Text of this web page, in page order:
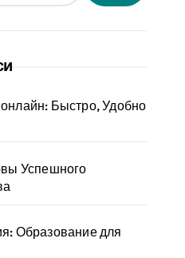
Быстро, Удобно
Успешного
Образование для